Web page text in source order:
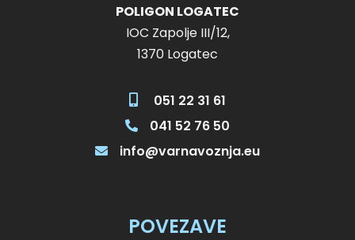
POLIGON LOGATEC
IOC Zapolje III/12,
1370 Logatec
051 22 31 61
041 52 76 50
info@varnavoznja.eu
POVEZAVE